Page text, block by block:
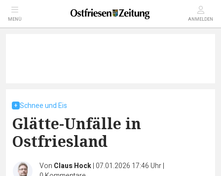
MENÜ ANMELDEN
Schnee und Eis
Glätte-Unfälle in
Ostfriesland
Von Claus Hock| 07.01.2026 17:46 Uhr|